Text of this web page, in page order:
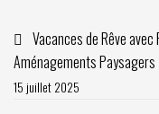
Vacances de Rêve
Aménagements Paysagers
15 juillet 2025